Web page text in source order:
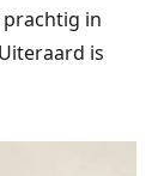
in
is